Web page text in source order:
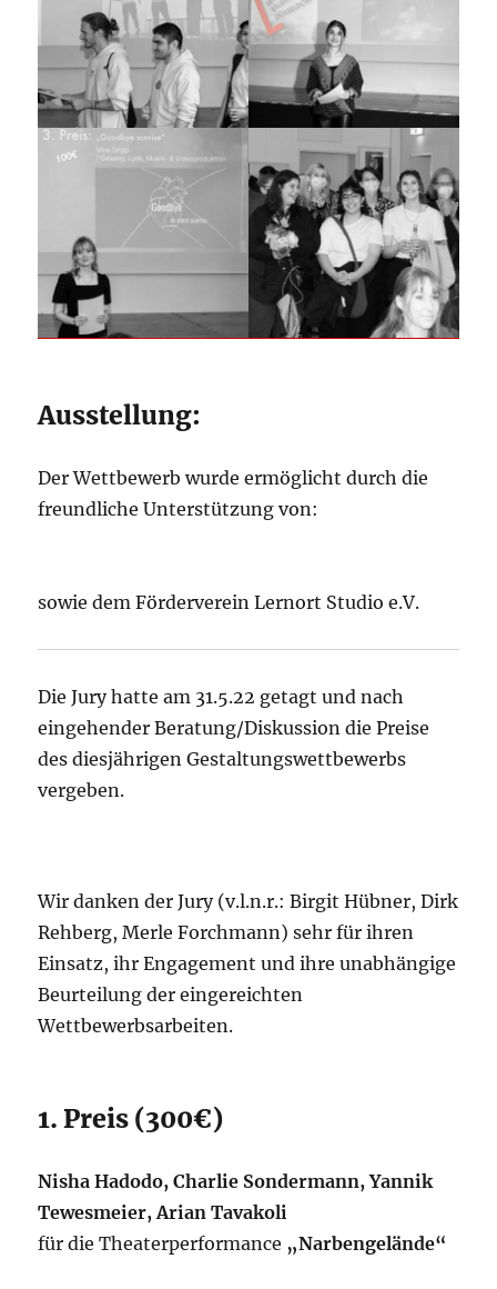
Ausstellung:
Der Wettbewerb wurde ermöglicht durch die
freundliche Unterstützung von:
sowie dem Förderverein Lernort Studio e.V.
Die Jury hatte am 31.5.22 getagt und nach
eingehender Beratung/Diskussion die Preise
des diesjährigen Gestaltungswettbewerbs
vergeben.
Wir danken der Jury (v.l.n.r.: Birgit Hübner, Dirk
Rehberg, Merle Forchmann) sehr für ihren
Einsatz, ihr Engagement und ihre unabhängige
Beurteilung der eingereichten
Wettbewerbsarbeiten.
1. Preis (300€)
Nisha Hadodo, Charlie Sondermann, Yannik
Tewesmeier, Arian Tavakoli
für die Theaterperformance „Narbengelände“